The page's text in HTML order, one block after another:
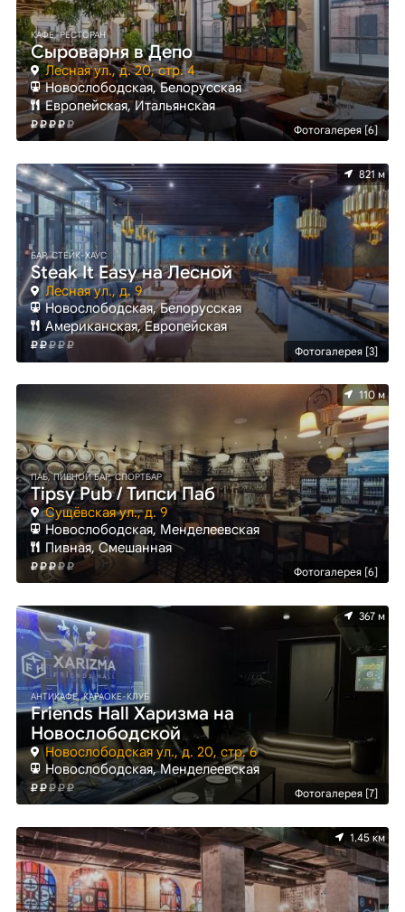
Фотогалерея [6]
КАФЕ, РЕСТОРАН
Сыроварня в Депо
Лесная ул., д. 20, стр. 4
Новослободская, Белорусская
Европейская, Итальянская
Фотогалерея [3]
821 м
БАР, СТЕЙК-ХАУС
Steak It Easy на Лесной
Лесная ул., д. 9
Новослободская, Белорусская
Американская, Европейская
Фотогалерея [6]
110 м
ПАБ, ПИВНОЙ БАР, СПОРТБАР
Tipsy Pub / Типси Паб
Сущёвская ул., д. 9
Новослободская, Менделеевская
Пивная, Смешанная
Фотогалерея [7]
367 м
АНТИКАФЕ, КАРАОКЕ-КЛУБ
Friends Hall Харизма на
Новослободской
Новослободская ул., д. 20, стр. 6
Новослободская, Менделеевская
1.45 км